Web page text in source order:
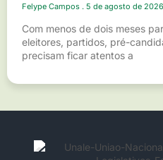
Felype Campos 5 de agosto de 2026
Com menos de dois meses
eleitores, partidos, pré-
precisam ficar atentos a